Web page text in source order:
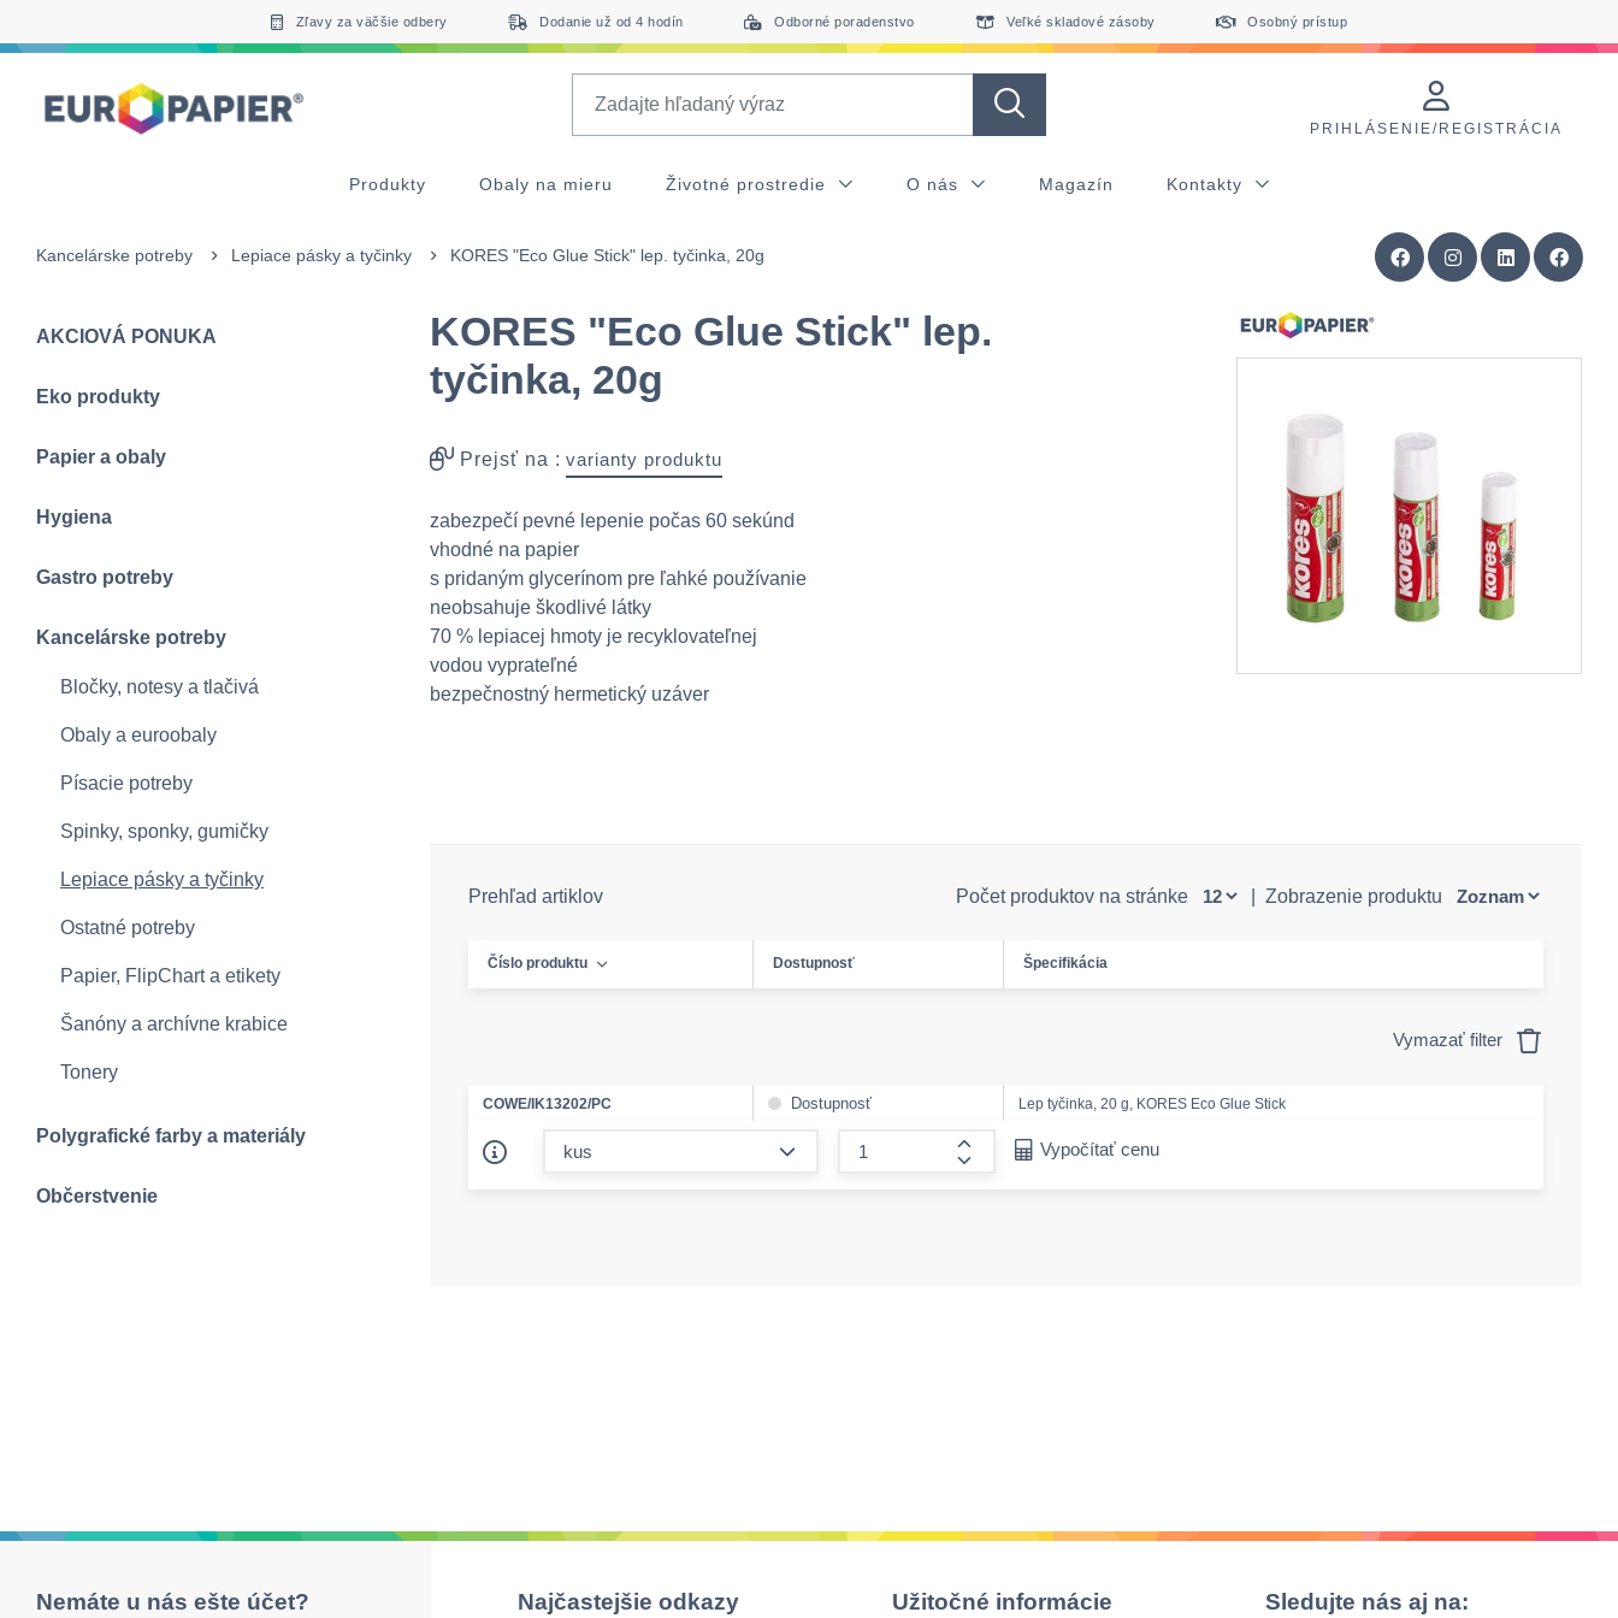
Zľavy za väčšie odbery Dodanie už od 4 hodín Odborné poradenstvo Veľké skladové zásoby Osobný prístup
PRIHLÁSENIE/REGISTRÁCIA
Produkty Obaly na mieru Životné prostredie O nás Magazín Kontakty
Kancelárske potreby Lepiace pásky a tyčinky KORES "Eco Glue Stick" lep. tyčinka, 20g
AKCIOVÁ PONUKA
Eko produkty
Papier a obaly
Hygiena
Gastro potreby
Kancelárske potreby
Bločky, notesy a tlačivá
Obaly a euroobaly
Písacie potreby
Spinky, sponky, gumičky
Lepiace pásky a tyčinky
Ostatné potreby
Papier, FlipChart a etikety
Šanóny a archívne krabice
Tonery
Polygrafické farby a materiály
Občerstvenie
KORES "Eco Glue Stick" lep.
tyčinka, 20g
Prejsť na : varianty produktu
zabezpečí pevné lepenie počas 60 sekúnd
vhodné na papier
s pridaným glycerínom pre ľahké používanie
neobsahuje škodlivé látky
70 % lepiacej hmoty je recyklovateľnej
vodou vyprateľné
bezpečnostný hermetický uzáver
Prehľad artiklov Počet produktov na stránke Zobrazenie produktu
Číslo produktu Dostupnosť Špecifikácia
Vymazať filter
COWE/IK13202/PC Dostupnosť Lep tyčinka, 20 g, KORES Eco Glue Stick
form.increase-amount
Vypočítať cenu
Nemáte u nás ešte účet? Najčastejšie odkazy Užitočné informácie Sledujte nás aj na: